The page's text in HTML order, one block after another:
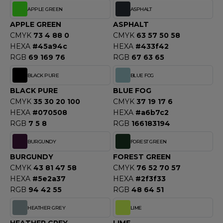
SHIRT
SHIRT
PROFESSIONNELLE
- BLOUSON
COOL
HOODS
SERIE
APPLE GREEN
APPLE GREEN
CMYK 73 4 88 0
HEXA #45a94c
RGB 69 169 76
ASPHALT
ASPHALT
CMYK 63 57 50 58
HEXA #433f42
RGB 67 63 65
BLACK PURE
BLACK PURE
CMYK 35 30 20 100
HEXA #070508
RGB 7 5 8
BLUE FOG
BLUE FOG
CMYK 37 19 17 6
HEXA #a6b7c2
RGB 166183194
BURGUNDY
BURGUNDY
CMYK 43 81 47 58
HEXA #5e2a37
RGB 94 42 55
FOREST GREEN
FOREST GREEN
CMYK 76 52 70 57
HEXA #2f3f33
RGB 48 64 51
HEATHER GREY LIME